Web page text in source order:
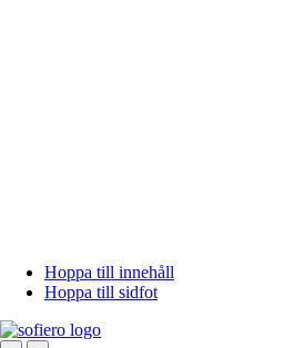
Hoppa till innehåll
Hoppa till sidfot